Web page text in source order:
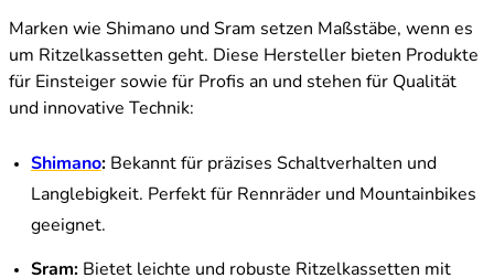
Marken wie Shimano und Sram setzen Maßstäbe, wenn es
um Ritzelkassetten geht. Diese Hersteller bieten Produkte
für Einsteiger sowie für Profis an und stehen für Qualität
und innovative Technik:
Shimano: Bekannt für präzises Schaltverhalten und
Langlebigkeit. Perfekt für Rennräder und Mountainbikes
geeignet.
Sram: Bietet leichte und robuste Ritzelkassetten mit